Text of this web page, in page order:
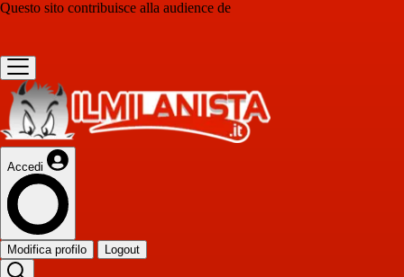
Questo sito contribuisce alla audience de
Accedi
Modifica profilo Logout